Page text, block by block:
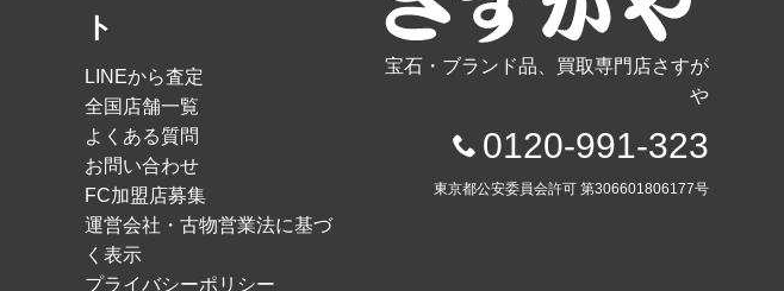
ト
LINEから査定
全国店舗一覧
よくある質問
お問い合わせ
FC加盟店募集
運営会社・古物営業法に基づ
く表示
プライバシーポリシー
宝石・ブランド品、買取専門店さすが
や
0120-991-323
東京都公安委員会許可 第306601806177号